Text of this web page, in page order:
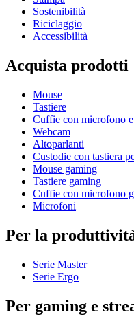
Sostenibilità
Riciclaggio
Accessibilità
Acquista prodotti
Mouse
Tastiere
Cuffie con microfono
Webcam
Altoparlanti
Custodie con tastiera
Mouse gaming
Tastiere gaming
Cuffie con microfono
Microfoni
Per la
Serie Master
Serie Ergo
Per gaming e